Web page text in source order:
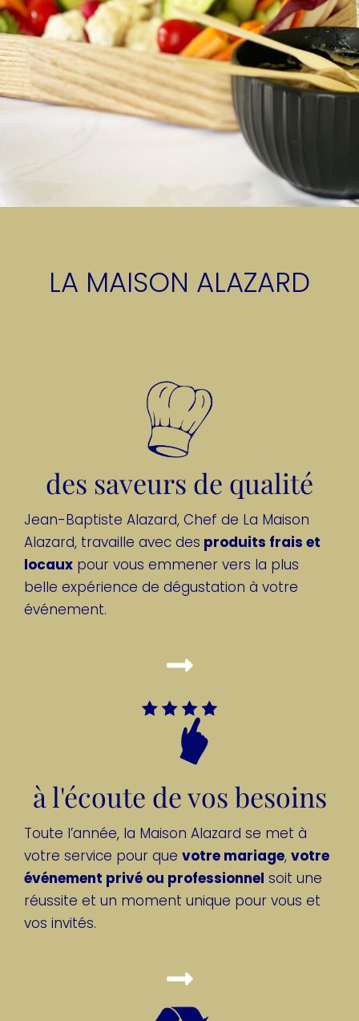
LA MAISON ALAZARD
des saveurs de qualité
Jean-Baptiste Alazard, Chef de La Maison
Alazard, travaille avec des produits frais et
locaux pour vous emmener vers la plus
belle expérience de dégustation à votre
événement.
à l'écoute de vos besoins
Toute l’année, la Maison Alazard se met à
votre service pour que votre mariage, votre
événement privé ou professionnel soit une
réussite et un moment unique pour vous et
vos invités.